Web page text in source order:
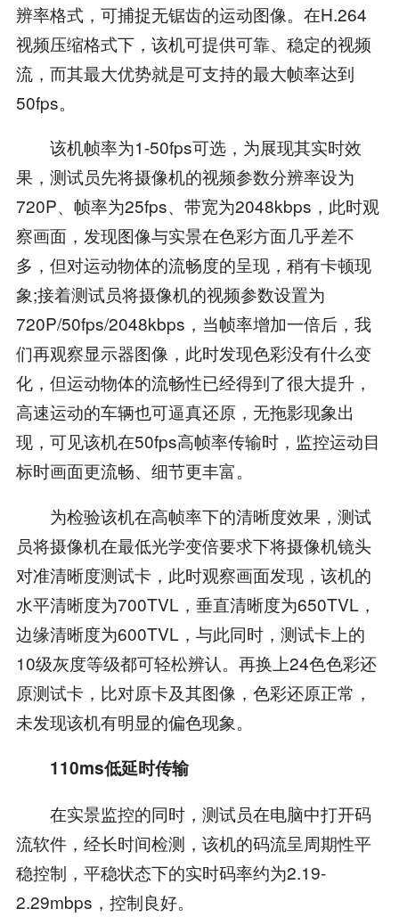
辨率格式，可捕捉无锯齿的运动图像。在H.264
视频压缩格式下，该机可提供可靠、稳定的视频
流，而其最大优势就是可支持的最大帧率达到
50fps。
该机帧率为1-50fps可选，为展现其实时效
果，测试员先将摄像机的视频参数分辨率设为
720P、帧率为25fps、带宽为2048kbps，此时观
察画面，发现图像与实景在色彩方面几乎差不
多，但对运动物体的流畅度的呈现，稍有卡顿现
象;接着测试员将摄像机的视频参数设置为
720P/50fps/2048kbps，当帧率增加一倍后，我
们再观察显示器图像，此时发现色彩没有什么变
化，但运动物体的流畅性已经得到了很大提升，
高速运动的车辆也可逼真还原，无拖影现象出
现，可见该机在50fps高帧率传输时，监控运动目
标时画面更流畅、细节更丰富。
为检验该机在高帧率下的清晰度效果，测试
员将摄像机在最低光学变倍要求下将摄像机镜头
对准清晰度测试卡，此时观察画面发现，该机的
水平清晰度为700TVL，垂直清晰度为650TVL，
边缘清晰度为600TVL，与此同时，测试卡上的
10级灰度等级都可轻松辨认。再换上24色色彩还
原测试卡，比对原卡及其图像，色彩还原正常，
未发现该机有明显的偏色现象。
110ms低延时传输
在实景监控的同时，测试员在电脑中打开码
流软件，经长时间检测，该机的码流呈周期性平
稳控制，平稳状态下的实时码率约为2.19-
2.29mbps，控制良好。